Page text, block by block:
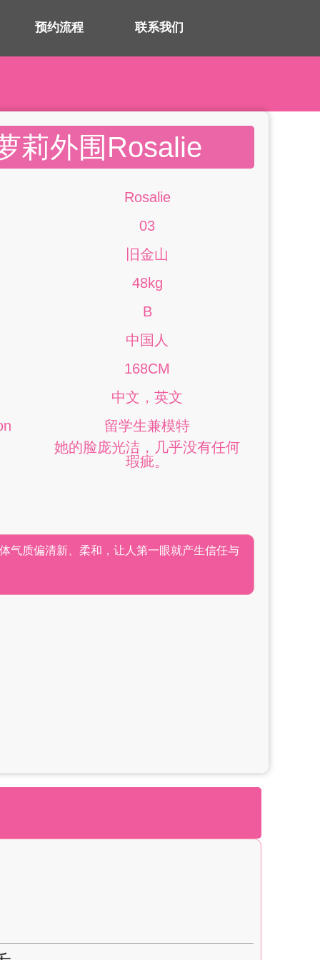
预约流程 联系我们
莉外围Rosalie
Rosalie
03
旧金山
48kg
B
中国人
168CM
中文，英文
留学生兼模特
她的脸庞光洁，几乎没有任何
瑕疵。
气质偏清新、柔和，让人第一眼就产生信任与